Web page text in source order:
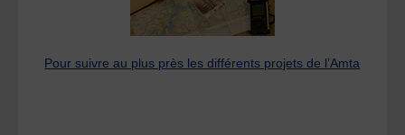
Pour suivre au plus près les différents projets de l’Amta